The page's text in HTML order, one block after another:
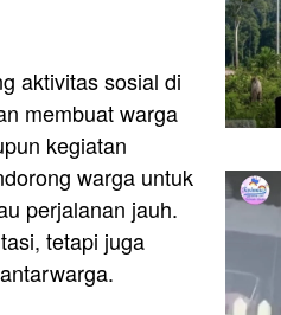
aktivitas sosial di
membuat warga
kegiatan
warga untuk
perjalanan jauh.
tetapi juga